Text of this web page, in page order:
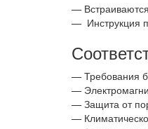
—
— Инструкция
— Требования
—
— Защита от
—